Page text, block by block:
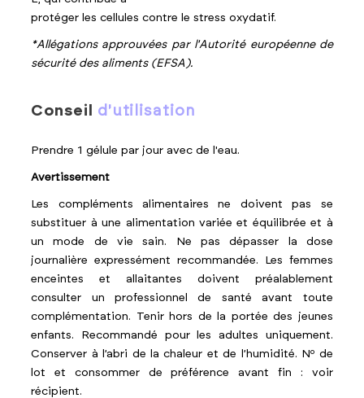
protéger les cellules contre le stress oxydatif.
*Allégations approuvées par l'Autorité européenne de
sécurité des aliments (EFSA).
conseil d'utilisation
Prendre 1 gélule par jour avec de l'eau.
Avertissement
Les compléments alimentaires ne doivent pas se
substituer à une alimentation variée et équilibrée et à
un mode de vie sain. Ne pas dépasser la dose
journalière expressément recommandée. Les femmes
enceintes et allaitantes doivent préalablement
consulter un professionnel de santé avant toute
complémentation. Tenir hors de la portée des jeunes
enfants. Recommandé pour les adultes uniquement.
Conserver à l’abri de la chaleur et de l’humidité.
Nº de
lot et consommer de préférence avant fin : voir
récipient.